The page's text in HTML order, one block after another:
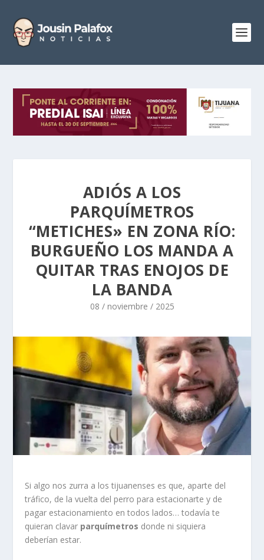
ADIÓS A LOS
PARQUÍMETROS
“METICHES» EN ZONA RÍO:
BURGUEÑO LOS MANDA A
QUITAR TRAS ENOJOS DE
LA BANDA
08 / noviembre / 2025
Si algo nos zurra a los tijuanenses es que, aparte del
tráfico, de la vuelta del perro para estacionarte y de
pagar estacionamiento en todos lados… todavía te
quieran clavar parquímetros donde ni siquiera
deberían estar.